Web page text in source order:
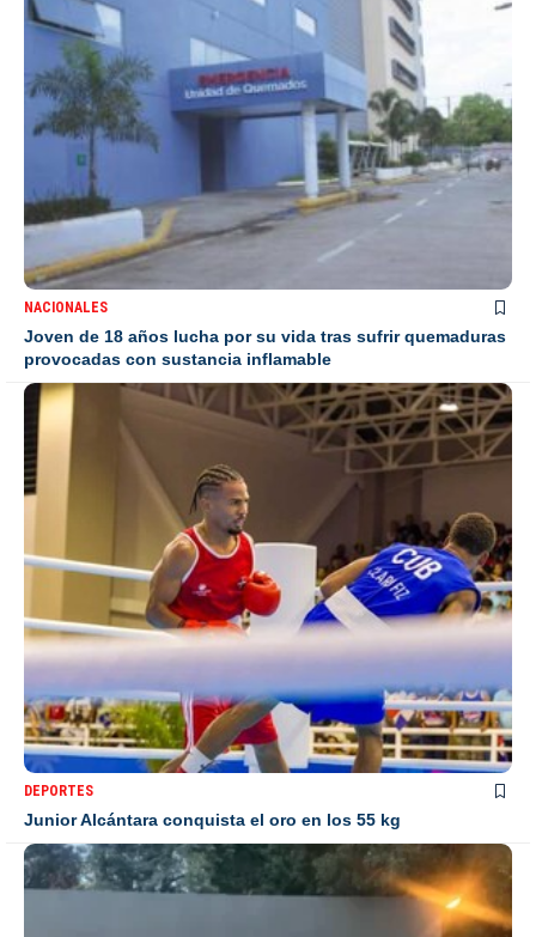
NACIONALES
Joven de 18 años lucha por su vida tras sufrir quemaduras
provocadas con sustancia inflamable
DEPORTES
Junior Alcántara conquista el oro en los 55 kg